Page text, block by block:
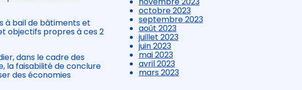
à bail de bâtiments et
objectifs propres à ces 2
dans le cadre des
la faisabilité de conclure
des économies
octobre 2023
septembre 2023
août 2023
juillet 2023
juin 2023
mai 2023
avril 2023
mars 2023